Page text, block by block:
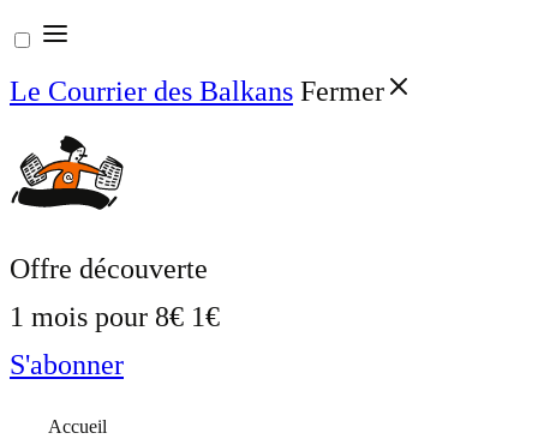
Aller
au
contenu
Le Courrier des Balkans Fermer
Offre découverte
1 mois pour 8€ 1€
S'abonner
Accueil